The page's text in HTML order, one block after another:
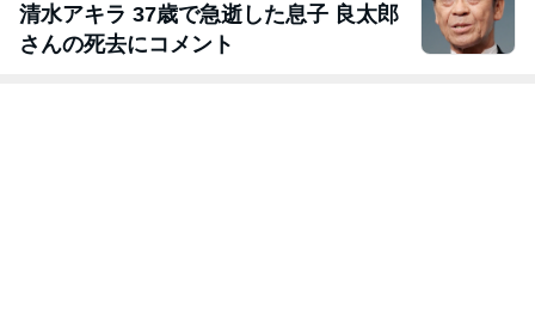
清水アキラ 37歳で急逝した息子 良太郎
さんの死去にコメント